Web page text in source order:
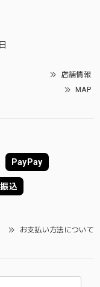
店舗情報
MAP
PayPay
込
お支払い方法について